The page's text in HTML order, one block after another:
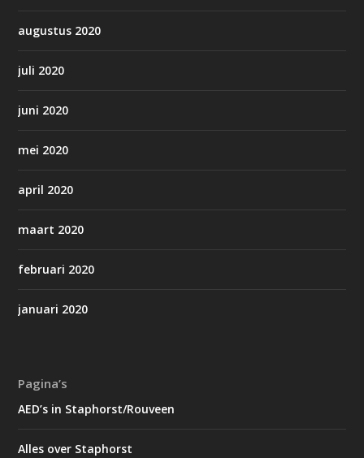
augustus 2020
juli 2020
juni 2020
mei 2020
april 2020
maart 2020
februari 2020
januari 2020
Pagina’s
AED’s in Staphorst/Rouveen
Alles over Staphorst